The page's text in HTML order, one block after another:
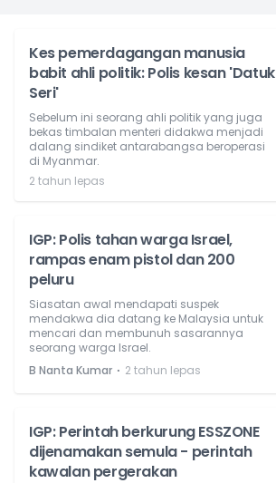
Kes pemerdagangan manusia
babit ahli politik: Polis kesan 'Datuk
Seri'
Sebelum ini seorang ahli politik yang juga
bekas timbalan menteri didakwa menjadi
dalang sindiket antarabangsa beroperasi
di Myanmar.
2 tahun lepas
IGP: Polis tahan warga Israel,
rampas enam pistol dan 200
peluru
Siasatan awal mendapati suspek
mendakwa dia datang ke Malaysia untuk
mencari dan membunuh sasarannya
seorang warga Israel.
B Nanta Kumar ⋅ 2 tahun lepas
IGP: Perintah berkurung ESSZONE
dijenamakan semula - perintah
kawalan pergerakan